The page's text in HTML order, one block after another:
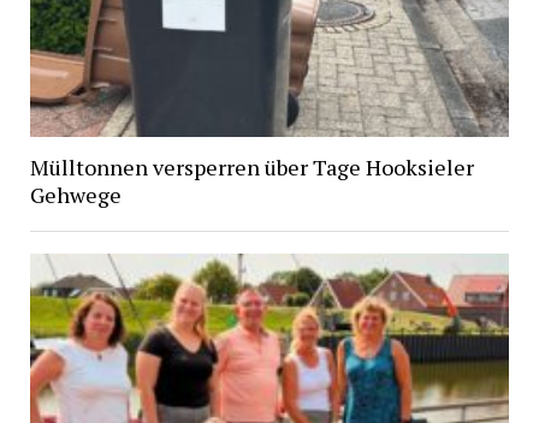
Mülltonnen versperren über Tage Hooksieler
Gehwege